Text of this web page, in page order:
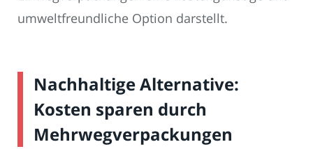
umweltfreundliche Option darstellt.
Nachhaltige Alternative:
Kosten sparen durch
Mehrwegverpackungen